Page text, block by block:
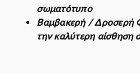
σωματότυπο
Βαμβακερή / Δροσερή
την καλύτερη αίσθηση